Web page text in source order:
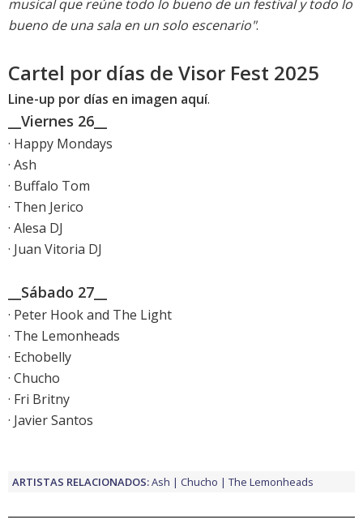
musical que reúne todo lo bueno de un festival y todo lo
bueno de una sala en un solo escenario".
Cartel por días de Visor Fest 2025
Line-up por días en imagen aquí.
__Viernes 26__
· Happy Mondays
· Ash
· Buffalo Tom
· Then Jerico
· Alesa DJ
· Juan Vitoria DJ
__Sábado 27__
· Peter Hook and The Light
· The Lemonheads
· Echobelly
· Chucho
· Fri Britny
· Javier Santos
ARTISTAS RELACIONADOS:Ash Chucho The Lemonheads